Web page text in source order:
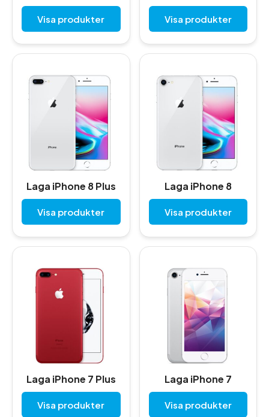
Visa produkter Visa produkter
Laga iPhone 8 Plus
Visa produkter
Laga iPhone 8
Visa produkter
Laga iPhone 7 Plus
Visa produkter
Laga iPhone 7
Visa produkter